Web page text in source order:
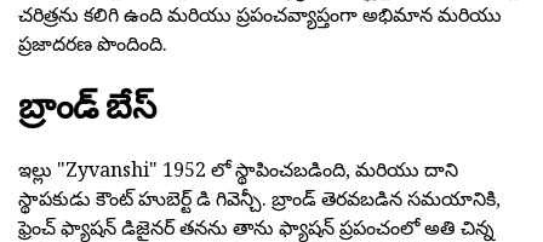
చరిత్రను కలిగి ఉంది మరియు ప్రపంచవ్యాప్తంగా అభిమాన మరియు
ప్రజాదరణ పొందింది.
బ్రాండ్ బేస్
ఇల్లు "Zyvanshi" 1952 లో స్థాపించబడింది, మరియు దాని
స్థాపకుడు కౌంట్ హుబెర్ట్ డి గివెన్చీ. బ్రాండ్ తెరవబడిన సమయానికి,
ఫ్రెంచ్ ఫ్యాషన్ డిజైనర్ తనను తాను ఫ్యాషన్ ప్రపంచంలో అతి చిన్న